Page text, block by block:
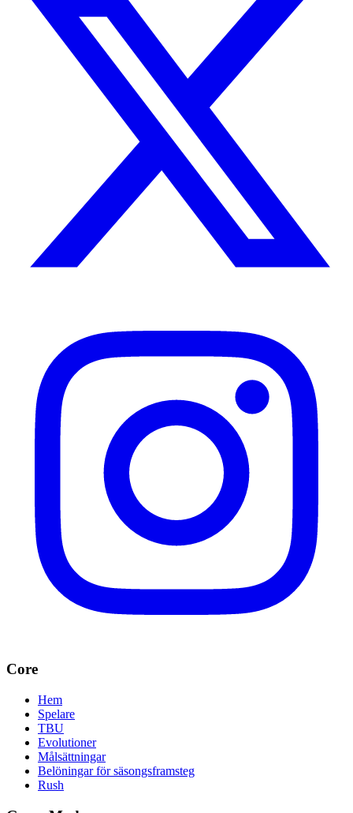
Core
Hem
Spelare
TBU
Evolutioner
Målsättningar
Belöningar för säsongsframsteg
Rush